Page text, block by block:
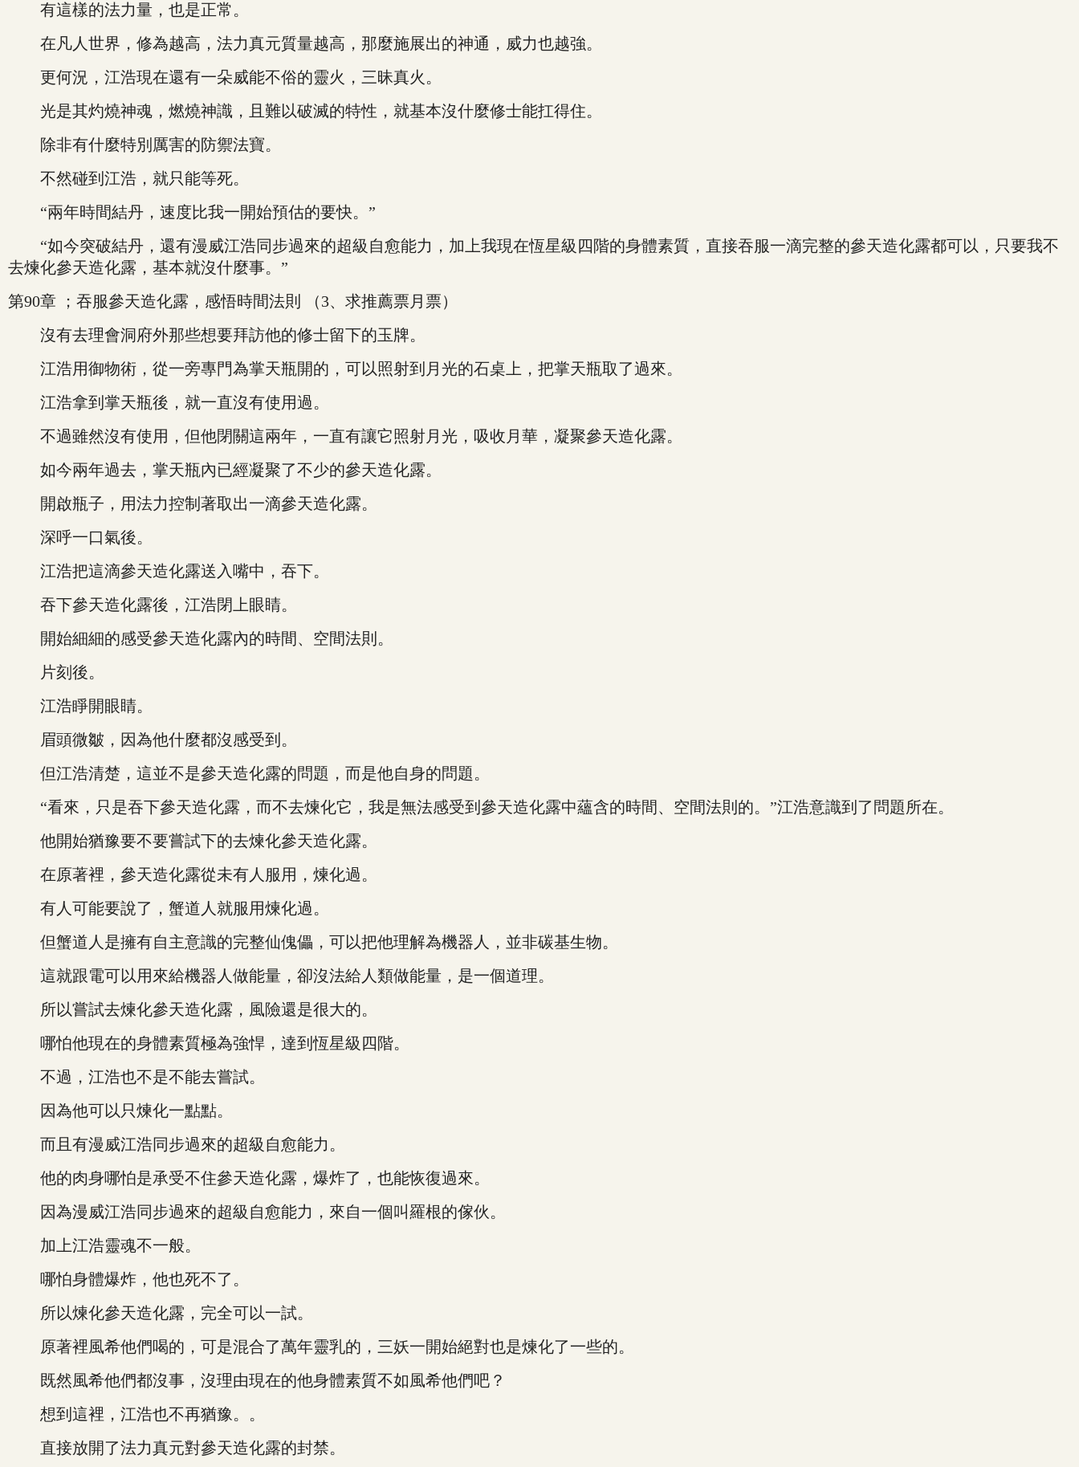
有這樣的法力量，也是正常。
在凡人世界，修為越高，法力真元質量越高，那麼施展出的神通，威力也越強。
更何況，江浩現在還有一朵威能不俗的靈火，三昧真火。
光是其灼燒神魂，燃燒神識，且難以破滅的特性，就基本沒什麼修士能扛得住。
除非有什麼特別厲害的防禦法寶。
不然碰到江浩，就只能等死。
“兩年時間結丹，速度比我一開始預估的要快。”
“如今突破結丹，還有漫威江浩同步過來的超級自愈能力，加上我現在恆星級四階的身體素質，直接吞服一滴完整的參天造化露都可以，只要我不
去煉化參天造化露，基本就沒什麼事。”
第90章 ；吞服參天造化露，感悟時間法則 （3、求推薦票月票）
沒有去理會洞府外那些想要拜訪他的修士留下的玉牌。
江浩用御物術，從一旁專門為掌天瓶開的，可以照射到月光的石桌上，把掌天瓶取了過來。
江浩拿到掌天瓶後，就一直沒有使用過。
不過雖然沒有使用，但他閉關這兩年，一直有讓它照射月光，吸收月華，凝聚參天造化露。
如今兩年過去，掌天瓶內已經凝聚了不少的參天造化露。
開啟瓶子，用法力控制著取出一滴參天造化露。
深呼一口氣後。
江浩把這滴參天造化露送入嘴中，吞下。
吞下參天造化露後，江浩閉上眼睛。
開始細細的感受參天造化露內的時間、空間法則。
片刻後。
江浩睜開眼睛。
眉頭微皺，因為他什麼都沒感受到。
但江浩清楚，這並不是參天造化露的問題，而是他自身的問題。
“看來，只是吞下參天造化露，而不去煉化它，我是無法感受到參天造化露中蘊含的時間、空間法則的。”江浩意識到了問題所在。
他開始猶豫要不要嘗試下的去煉化參天造化露。
在原著裡，參天造化露從未有人服用，煉化過。
有人可能要說了，蟹道人就服用煉化過。
但蟹道人是擁有自主意識的完整仙傀儡，可以把他理解為機器人，並非碳基生物。
這就跟電可以用來給機器人做能量，卻沒法給人類做能量，是一個道理。
所以嘗試去煉化參天造化露，風險還是很大的。
哪怕他現在的身體素質極為強悍，達到恆星級四階。
不過，江浩也不是不能去嘗試。
因為他可以只煉化一點點。
而且有漫威江浩同步過來的超級自愈能力。
他的肉身哪怕是承受不住參天造化露，爆炸了，也能恢復過來。
因為漫威江浩同步過來的超級自愈能力，來自一個叫羅根的傢伙。
加上江浩靈魂不一般。
哪怕身體爆炸，他也死不了。
所以煉化參天造化露，完全可以一試。
原著裡風希他們喝的，可是混合了萬年靈乳的，三妖一開始絕對也是煉化了一些的。
既然風希他們都沒事，沒理由現在的他身體素質不如風希他們吧？
想到這裡，江浩也不再猶豫。。
直接放開了法力真元對參天造化露的封禁。